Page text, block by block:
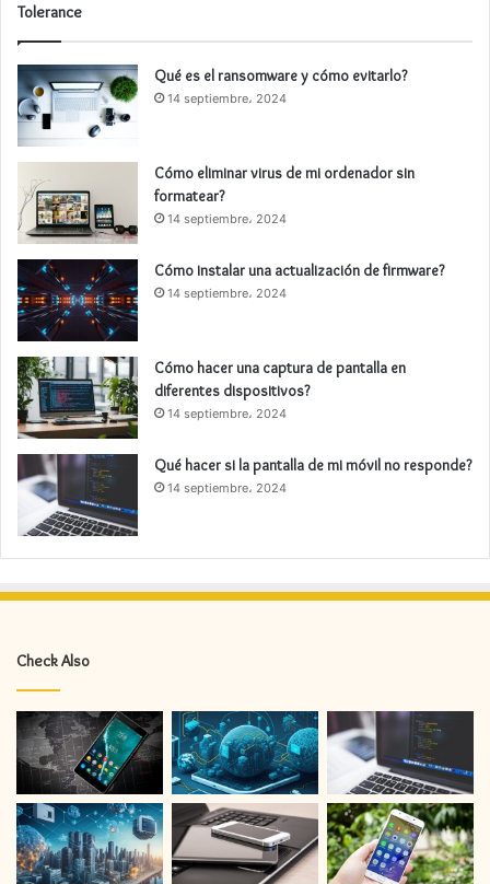
Tolerance
Qué es el ransomware y cómo evitarlo?
14 septiembre، 2024
Cómo eliminar virus de mi ordenador sin
formatear?
14 septiembre، 2024
Cómo instalar una actualización de firmware?
14 septiembre، 2024
Cómo hacer una captura de pantalla en
diferentes dispositivos?
14 septiembre، 2024
Qué hacer si la pantalla de mi móvil no responde?
14 septiembre، 2024
Check Also